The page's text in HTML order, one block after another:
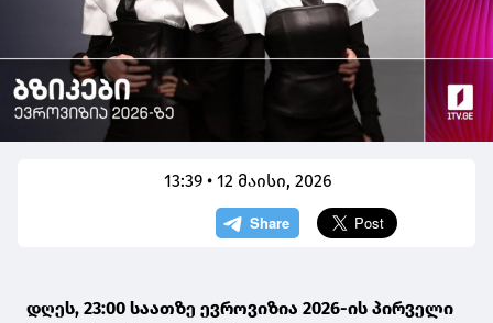
13:39 • 12 მაისი, 2026
დღეს, 23:00 საათზე ევროვიზია 2026-ის პირველი